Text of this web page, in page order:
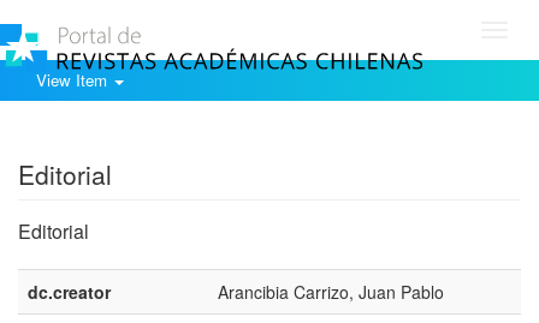
View Item
Editorial
Editorial
dc.creator
Arancibia Carrizo, Juan Pablo